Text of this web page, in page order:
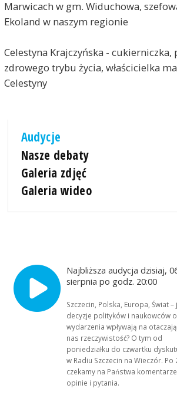
Marwicach w gm. Widuchowa,
Ekoland w naszym regionie
Celestyna Krajczyńska - cukierniczka,
zdrowego trybu życia, właścicielka
Celestyny
Audycje
Nasze debaty
Galeria zdjęć
Galeria wideo
Najbliższa audycja dzisiaj,
sierpnia po godz. 20:00
Szczecin, Polska, Europa, Świat –
decyzje polityków i naukowców
wydarzenia wpływają na
nas rzeczywistość? O tym od
poniedziałku do czwartku
w Radiu Szczecin na Wieczór. Po
czekamy na Państwa komentarze,
opinie i pytania.